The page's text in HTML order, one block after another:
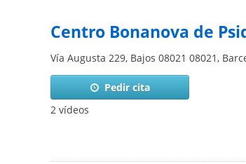
Centro Bonanova de
Vía Augusta 229, Bajos 08021 08021 ,
Pedir cita
2 vídeos